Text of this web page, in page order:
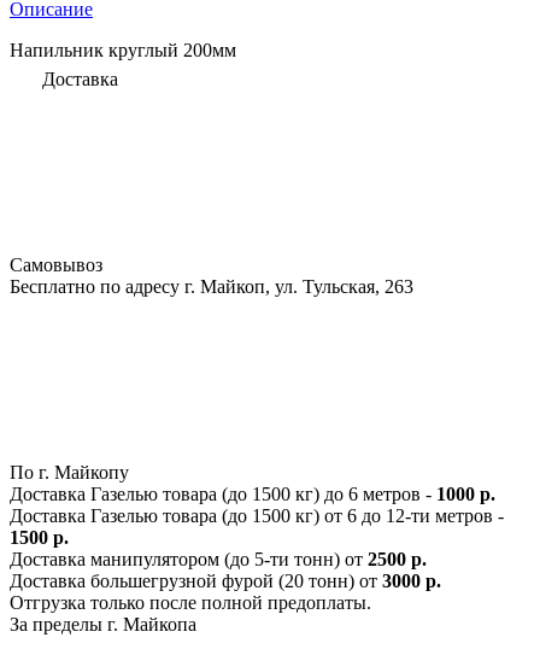
Описание
Напильник круглый 200мм
Доставка
Самовывоз
Бесплатно по адресу г. Майкоп, ул. Тульская, 263
По г. Майкопу
Доставка Газелью товара (до 1500 кг) до 6 метров - 1000 р.
Доставка Газелью товара (до 1500 кг) от 6 до 12-ти метров -
1500 р.
Доставка манипулятором (до 5-ти тонн) от 2500 р.
Доставка большегрузной фурой (20 тонн) от 3000 р.
Отгрузка только после полной предоплаты.
За пределы г. Майкопа